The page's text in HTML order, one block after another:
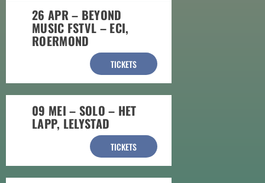
26 APR – BEYOND
MUSIC FSTVL – ECI,
ROERMOND
TICKETS
09 MEI – SOLO – HET
LAPP, LELYSTAD
TICKETS